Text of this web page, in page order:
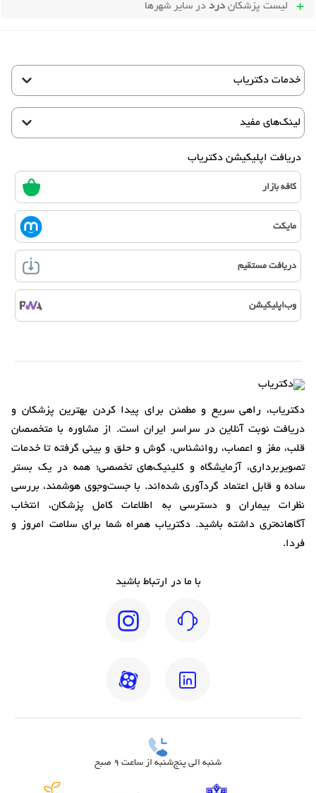
لیست پزشکان درد در سایر شهرها
خدمات دکتریاب
لینک‌های مفید
دریافت اپلیکیشن دکتریاب
کافه بازار
مایکت
دریافت مستقیم
وب‌اپلیکیشن
دکتریاب، راهی سریع و مطمئن برای پیدا کردن بهترین پزشکان و
دریافت نوبت آنلاین در سراسر ایران است. از مشاوره با متخصصان
قلب، مغز و اعصاب، روانشناس، گوش و حلق و بینی گرفته تا خدمات
تصویربرداری، آزمایشگاه و کلینیک‌های تخصصی؛ همه در یک بستر
ساده و قابل اعتماد گردآوری شده‌اند. با جست‌وجوی هوشمند، بررسی
نظرات بیماران و دسترسی به اطلاعات کامل پزشکان، انتخاب
آگاهانه‌تری داشته باشید. دکتریاب همراه شما برای سلامت امروز و
فردا.
با ما در ارتباط باشید
شنبه الی پنج‌شنبه از ساعت 9 صبح